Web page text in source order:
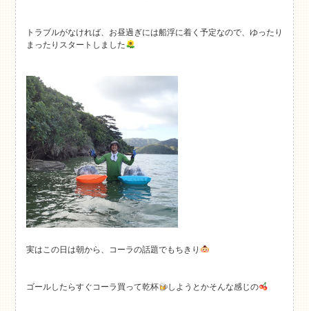
トラブルがなければ、お昼過ぎには船浮に着く予定なので、ゆったり
まったりスタートしました
実はこの日は朝から、コーラの話題でもちきり
ゴールしたらすぐコーラ買って乾杯 しようとかそんな感じの